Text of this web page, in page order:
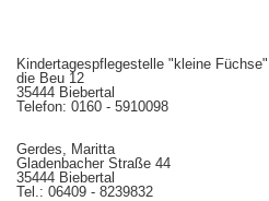
Kindertagespflegestelle "kleine
die Beu 12
35444 Biebertal
Telefon: 0160 - 5910098
Gerdes, Maritta
35444 Biebertal
Tel.: 06409 - 8239832